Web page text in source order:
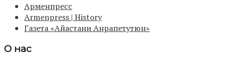
Арменпресс
Armenpress | History
Газета «Айастани Анрапетутюн»
О нас